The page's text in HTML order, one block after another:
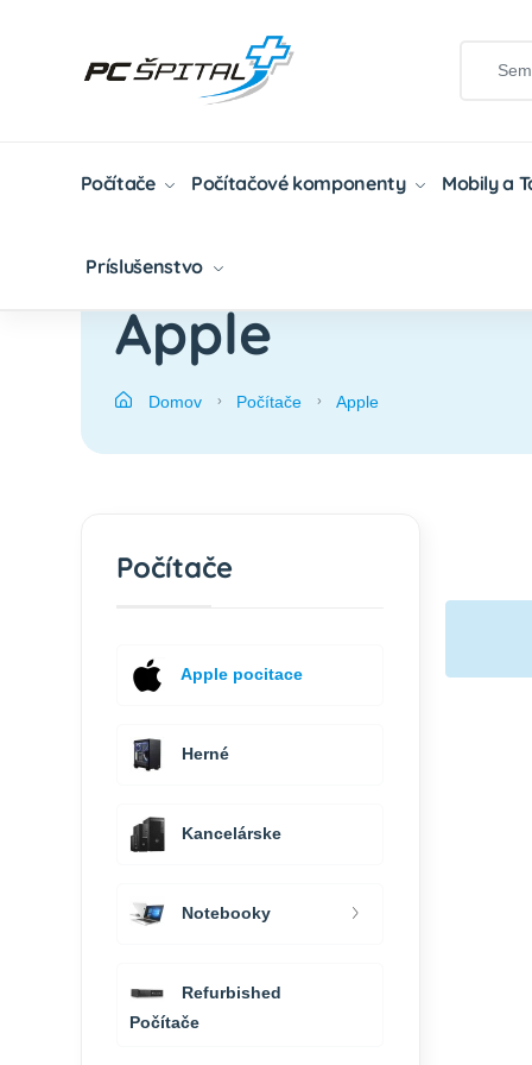
Počítače Počítačové komponenty Mobily a
Príslušenstvo
Apple
Domov Počítače Apple
Počítače
Apple pocitace
Herné
Kancelárske
Notebooky
Refurbished
Počítače